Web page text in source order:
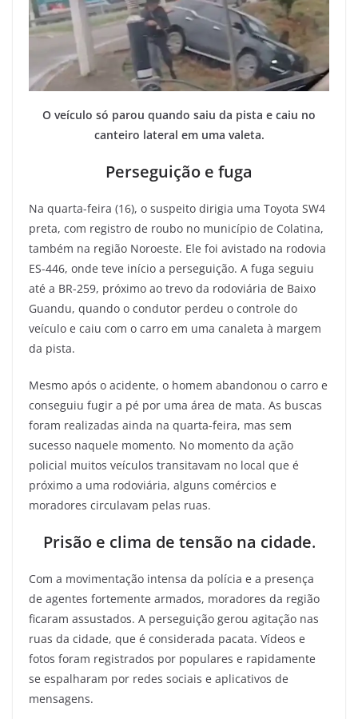
O veículo só parou quando saiu da pista e caiu no
canteiro lateral em uma valeta.
Perseguição e fuga
Na quarta-feira (16), o suspeito dirigia uma Toyota SW4
preta, com registro de roubo no município de Colatina,
também na região Noroeste. Ele foi avistado na rodovia
ES-446, onde teve início a perseguição. A fuga seguiu
até a BR-259, próximo ao trevo da rodoviária de Baixo
Guandu, quando o condutor perdeu o controle do
veículo e caiu com o carro em uma canaleta à margem
da pista.
Mesmo após o acidente, o homem abandonou o carro e
conseguiu fugir a pé por uma área de mata. As buscas
foram realizadas ainda na quarta-feira, mas sem
sucesso naquele momento. No momento da ação
policial muitos veículos transitavam no local que é
próximo a uma rodoviária, alguns comércios e
moradores circulavam pelas ruas.
Prisão e clima de tensão na cidade.
Com a movimentação intensa da polícia e a presença
de agentes fortemente armados, moradores da região
ficaram assustados. A perseguição gerou agitação nas
ruas da cidade, que é considerada pacata. Vídeos e
fotos foram registrados por populares e rapidamente
se espalharam por redes sociais e aplicativos de
mensagens.